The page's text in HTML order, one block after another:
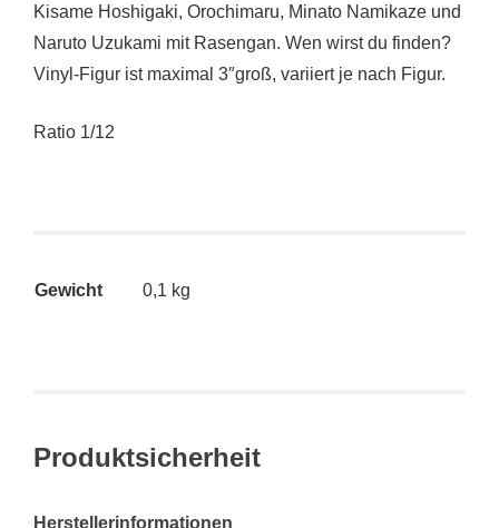
Kisame Hoshigaki, Orochimaru, Minato Namikaze und
Naruto Uzukami mit Rasengan. Wen wirst du finden?
Vinyl-Figur ist maximal 3″groß, variiert je nach Figur.
Ratio 1/12
Gewicht 0,1 kg
Produktsicherheit
Herstellerinformationen